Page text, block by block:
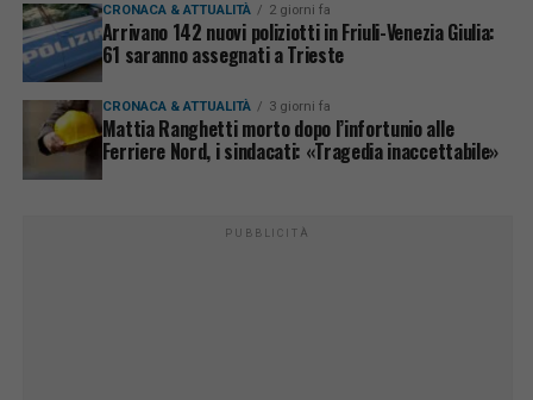
CRONACA & ATTUALITÀ 2 giorni fa
Arrivano 142 nuovi poliziotti in Friuli-Venezia Giulia:
61 saranno assegnati a Trieste
CRONACA & ATTUALITÀ 3 giorni fa
Mattia Ranghetti morto dopo l’infortunio alle
Ferriere Nord, i sindacati: «Tragedia inaccettabile»
PUBBLICITÀ